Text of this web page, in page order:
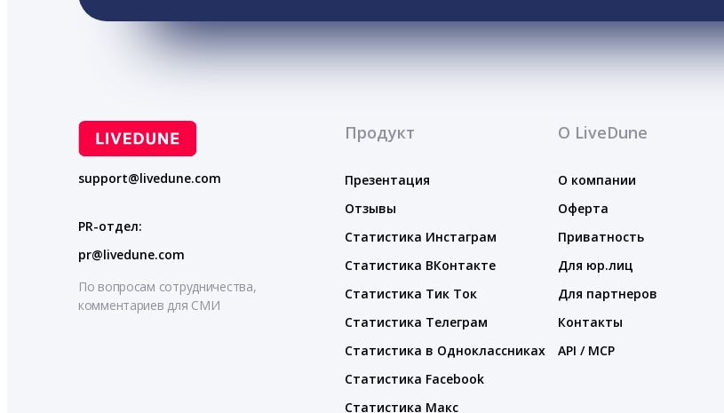
support@livedune.com
PR-отдел:
pr@livedune.com
По вопросам сотрудничества,
комментариев для СМИ
Продукт
Презентация
Отзывы
Статистика Инстаграм
Статистика ВКонтакте
Статистика Тик Ток
Статистика Телеграм
Статистика в Одноклассниках
Статистика Facebook
Статистика Макс
О LiveDune
О компании
Оферта
Приватность
Для юр.лиц
Для партнеров
Контакты
API / MCP